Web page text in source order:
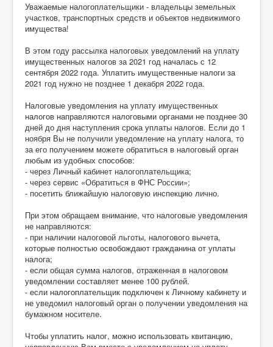
Уважаемые налогоплательщики - владельцы земельных
участков, транспортных средств и объектов недвижимого
имущества!
В этом году рассылка налоговых уведомлений на уплату
имущественных налогов за 2021 год началась с 12
сентября 2022 года. Уплатить имущественные налоги за
2021 год нужно не позднее 1 декабря 2022 года.
Налоговые уведомления на уплату имущественных
налогов направляются налоговыми органами не позднее 30
дней до дня наступления срока уплаты налогов. Если до 1
ноября Вы не получили уведомление на уплату налога, то
за его получением можете обратиться в налоговый орган
любым из удобных способов:
- через Личный кабинет налогоплательщика;
- через сервис «Обратиться в ФНС России»;
- посетить ближайшую налоговую инспекцию лично.
При этом обращаем внимание, что налоговые уведомления
не направляются:
- при наличии налоговой льготы, налогового вычета,
которые полностью освобождают гражданина от уплаты
налога;
- если общая сумма налогов, отраженная в налоговом
уведомлении составляет менее 100 рублей.
- если налогоплательщик подключен к Личному кабинету и
не уведомил налоговый орган о получении уведомления на
бумажном носителе.
Чтобы уплатить налог, можно использовать квитанцию,